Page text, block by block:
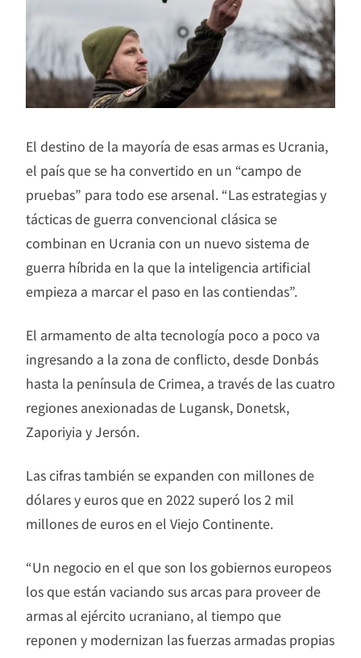
El destino de la mayoría de esas armas es Ucrania,
el país que se ha convertido en un “campo de
pruebas” para todo ese arsenal. “Las estrategias y
tácticas de guerra convencional clásica se
combinan en Ucrania con un nuevo sistema de
guerra híbrida en la que la inteligencia artificial
empieza a marcar el paso en las contiendas”.
El armamento de alta tecnología poco a poco va
ingresando a la zona de conflicto, desde Donbás
hasta la península de Crimea, a través de las cuatro
regiones anexionadas de Lugansk, Donetsk,
Zaporiyia y Jersón.
Las cifras también se expanden con millones de
dólares y euros que en 2022 superó los 2 mil
millones de euros en el Viejo Continente.
“Un negocio en el que son los gobiernos europeos
los que están vaciando sus arcas para proveer de
armas al ejército ucraniano, al tiempo que
reponen y modernizan las fuerzas armadas propias